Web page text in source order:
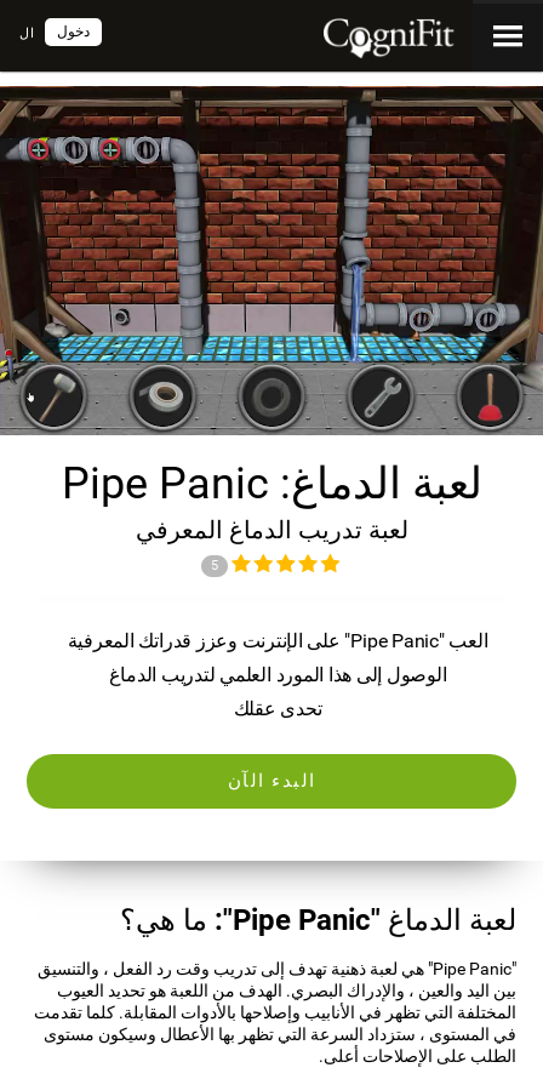
ال دخول
لعبة الدماغ: Pipe Panic
لعبة تدريب الدماغ المعرفي
5
العب "Pipe Panic" على الإنترنت وعزز قدراتك المعرفية
الوصول إلى هذا المورد العلمي لتدريب الدماغ
تحدى عقلك
البدء الآن
لعبة الدماغ "Pipe Panic": ما هي؟
"Pipe Panic" هي لعبة ذهنية تهدف إلى تدريب وقت رد الفعل ، والتنسيق
بين اليد والعين ، والإدراك البصري. الهدف من اللعبة هو تحديد العيوب
المختلفة التي تظهر في الأنابيب وإصلاحها بالأدوات المقابلة. كلما تقدمت
في المستوى ، ستزداد السرعة التي تظهر بها الأعطال وسيكون مستوى
الطلب على الإصلاحات أعلى.